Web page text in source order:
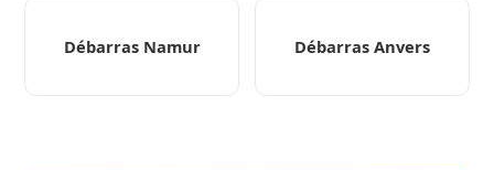
Débarras Namur Débarras Anvers